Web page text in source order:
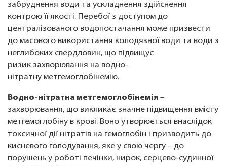
забруднення води та ускладнення здійснення
контрою її якості. Перебої з доступом до
централізованого водопостачання може призвести
до масового використання колодязної води та води з
неглибоких свердловин, що підвищує
ризик захворювання на водно-
нітратну метгемоглобінемію.
Водно-нітратна метгемоглобінемія –
захворювання, що викликає значне підвищення вмісту
метгемоглобіну в крові. Воно утворюється внаслідок
токсичної дії нітратів на гемоглобін і призводить до
кисневого голодування, яке у свою чергу – до
порушень у роботі печінки, нирок, серцево-судинної